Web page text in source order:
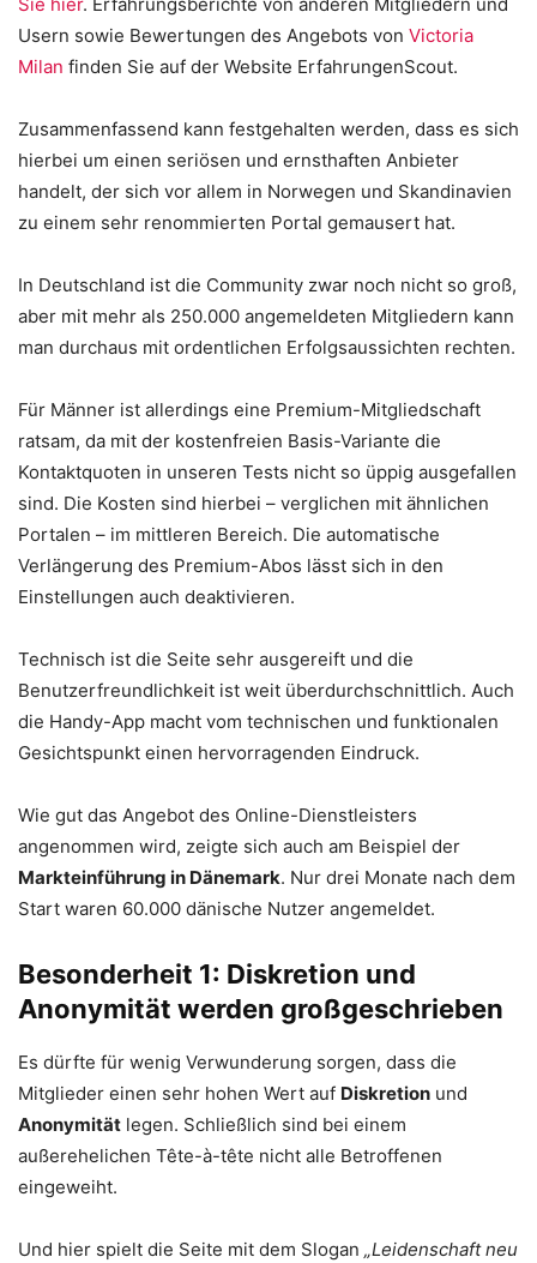
Usern sowie Bewertungen des Angebots von Victoria
Milan finden Sie auf der Website ErfahrungenScout.
Zusammenfassend kann festgehalten werden, dass es sich
hierbei um einen seriösen und ernsthaften Anbieter
handelt, der sich vor allem in Norwegen und Skandinavien
zu einem sehr renommierten Portal gemausert hat.
In Deutschland ist die Community zwar noch nicht so groß,
aber mit mehr als 250.000 angemeldeten Mitgliedern kann
man durchaus mit ordentlichen Erfolgsaussichten rechten.
Für Männer ist allerdings eine Premium-Mitgliedschaft
ratsam, da mit der kostenfreien Basis-Variante die
Kontaktquoten in unseren Tests nicht so üppig ausgefallen
sind. Die Kosten sind hierbei – verglichen mit ähnlichen
Portalen – im mittleren Bereich. Die automatische
Verlängerung des Premium-Abos lässt sich in den
Einstellungen auch deaktivieren.
Technisch ist die Seite sehr ausgereift und die
Benutzerfreundlichkeit ist weit überdurchschnittlich. Auch
die Handy-App macht vom technischen und funktionalen
Gesichtspunkt einen hervorragenden Eindruck.
Wie gut das Angebot des Online-Dienstleisters
angenommen wird, zeigte sich auch am Beispiel der
Markteinführung in Dänemark. Nur drei Monate nach dem
Start waren 60.000 dänische Nutzer angemeldet.
Besonderheit 1: Diskretion und
Anonymität werden großgeschrieben
Es dürfte für wenig Verwunderung sorgen, dass die
Mitglieder einen sehr hohen Wert auf Diskretion und
Anonymität legen. Schließlich sind bei einem
außerehelichen Tête-à-tête nicht alle Betroffenen
eingeweiht.
Und hier spielt die Seite mit dem Slogan „Leidenschaft neu